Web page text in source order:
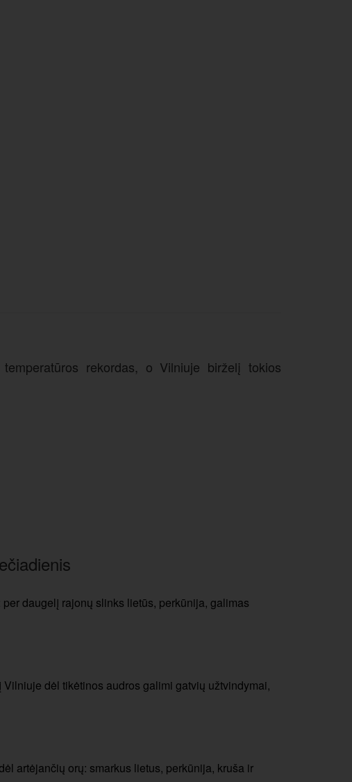
rekordas, o Vilniuje birželį tokios
daugelį rajonų slinks lietūs, perkūnija, galimas
Vilniuje dėl tikėtinos audros galimi gatvių užtvindymai,
artėjančių orų: smarkus lietus, perkūnija, kruša ir